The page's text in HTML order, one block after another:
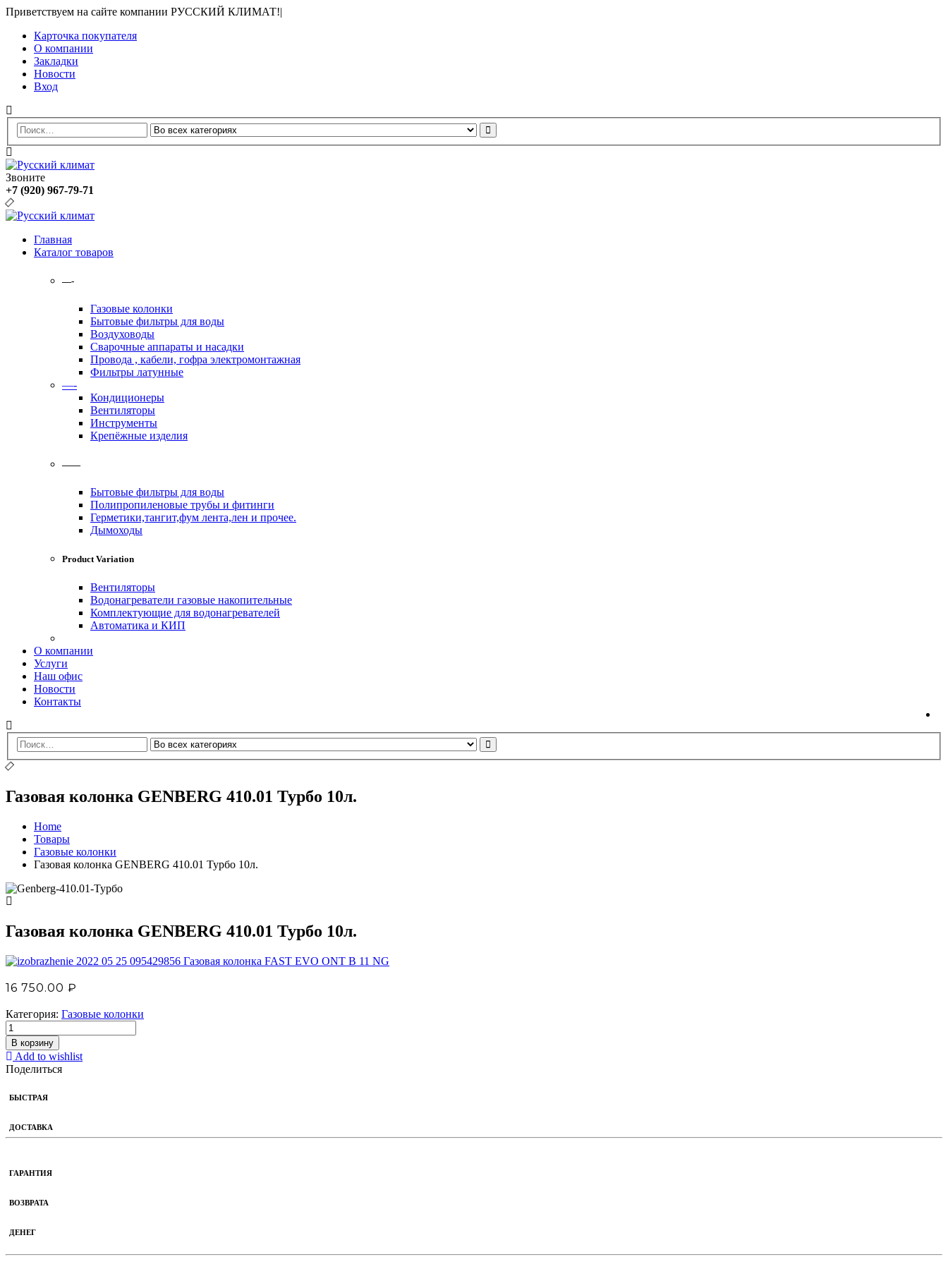
Приветствуем на сайте компании РУССКИЙ КЛИМАТ!|
Карточка покупателя
О компании
Закладки
Новости
Вход
Звоните
+7 (920) 967-79-71
Главная
Каталог товаров
—-
Газовые колонки
Бытовые фильтры для воды
Воздуховоды
Сварочные аппараты и насадки
Провода , кабели, гофра электромонтажная
Фильтры латунные
—-
Кондиционеры
Вентиляторы
Инструменты
Крепёжные изделия
——
Бытовые фильтры для воды
Полипропиленовые трубы и фитинги
Герметики,тангит,фум лента,лен и прочее.
Дымоходы
Product Variation
Вентиляторы
Водонагреватели газовые накопительные
Комплектующие для водонагревателей
Автоматика и КИП
О компании
Услуги
Наш офис
Новости
Контакты
Газовая колонка GENBERG 410.01 Турбо 10л.
Home
Товары
Газовые колонки
Газовая колонка GENBERG 410.01 Турбо 10л.
Газовая колонка GENBERG 410.01 Турбо 10л.
Газовая колонка FAST EVO ONT B 11 NG
16 750.00 ₽
Категория: Газовые колонки
В корзину
Add to wishlist
Поделиться
БЫСТРАЯ
ДОСТАВКА
ГАРАНТИЯ
ВОЗВРАТА
ДЕНЕГ